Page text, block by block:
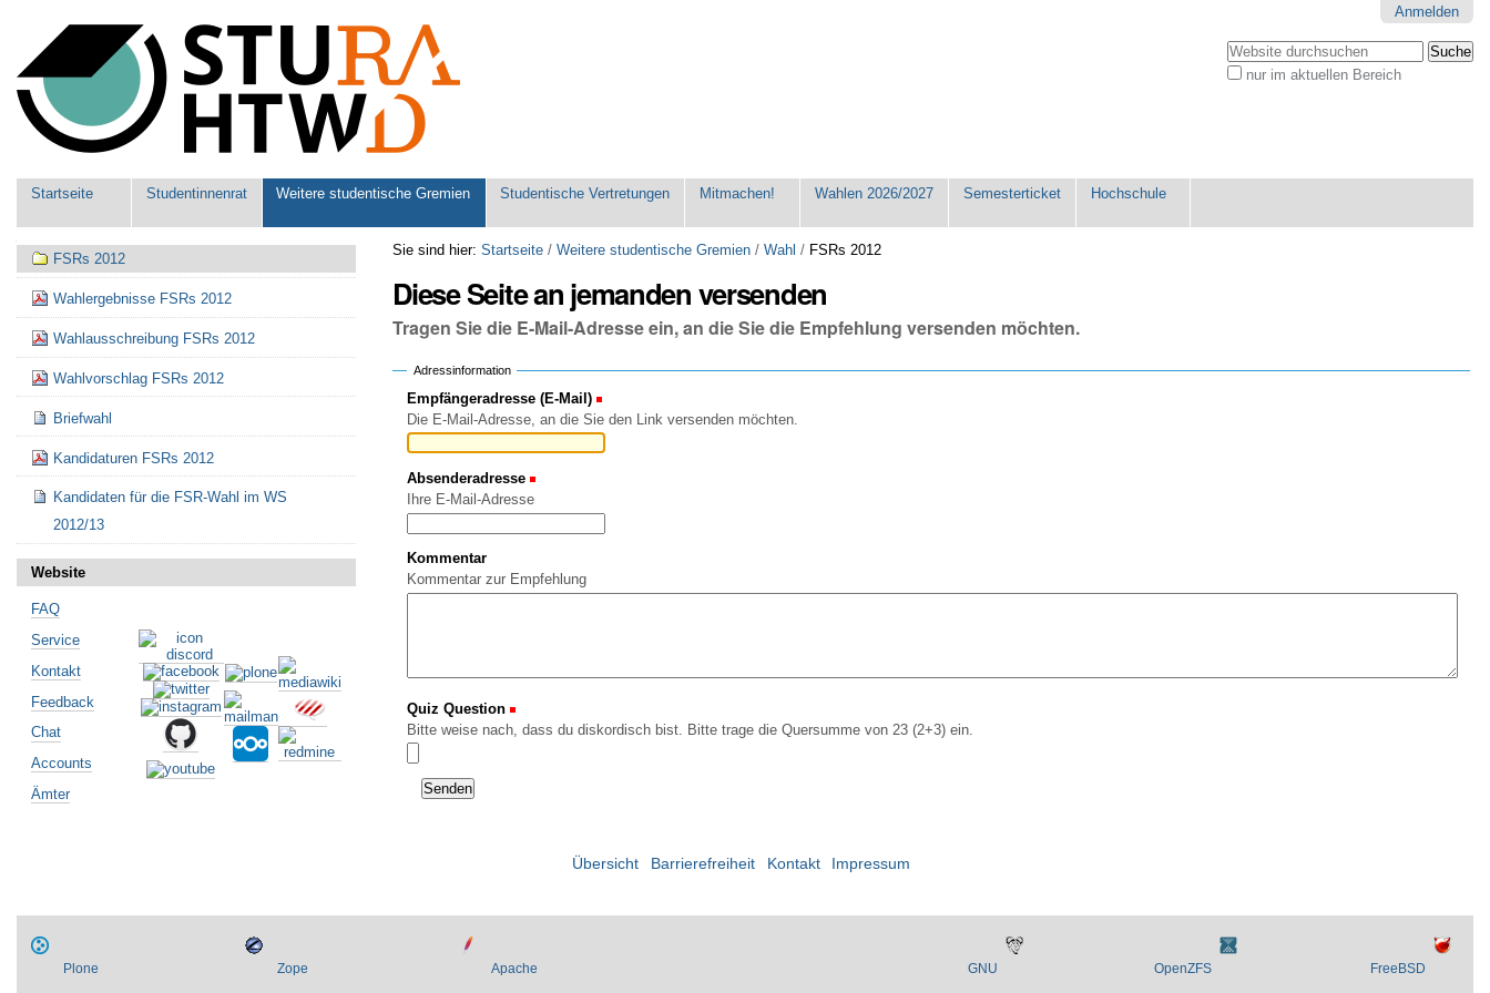
Werkzeuge
Anmelden
Website durchsuchen
nur im aktuellen Bereich
Sektionen
Startseite Studentinnenrat Weitere studentische Gremien Studentische Vertretungen Mitmachen! Wahlen 2026/2027 Semesterticket Hochschule
Sie sind hier: Startseite /Weitere studentische Gremien /Wahl / FSRs 2012
Diese Seite an jemanden versenden
Tragen Sie die E-Mail-Adresse ein, an die Sie die Empfehlung versenden möchten.
Adressinformation
Empfängeradresse (E-Mail)
Die E-Mail-Adresse, an die Sie den Link versenden möchten.
Absenderadresse
Ihre E-Mail-Adresse
Kommentar
Kommentar zur Empfehlung
Quiz Question
Bitte weise nach, dass du diskordisch bist. Bitte trage die Quersumme von 23 (2+3) ein.
Navigation
FSRs 2012
Wahlergebnisse FSRs 2012
Wahlausschreibung FSRs 2012
Wahlvorschlag FSRs 2012
Briefwahl
Kandidaturen FSRs 2012
Kandidaten für die FSR-Wahl im WS
2012/13
Website
FAQ
Service
Kontakt
Feedback
Chat
Accounts
Ämter
Übersicht Barrierefreiheit Kontakt Impressum
Plone Zope Apache GNU OpenZFS FreeBSD